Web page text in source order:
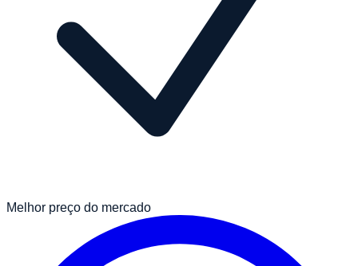
Melhor preço do mercado